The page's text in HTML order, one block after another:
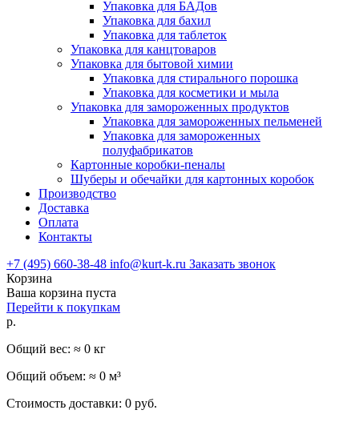
Упаковка для БАДов
Упаковка для бахил
Упаковка для таблеток
Упаковка для канцтоваров
Упаковка для бытовой химии
Упаковка для стирального порошка
Упаковка для косметики и мыла
Упаковка для замороженных продуктов
Упаковка для замороженных пельменей
Упаковка для замороженных
полуфабрикатов
Картонные коробки-пеналы
Шуберы и обечайки для картонных коробок
Производство
Доставка
Оплата
Контакты
+7 (495) 660-38-48 info@kurt-k.ru Заказать звонок
Корзина
Ваша корзина пуста
Перейти к покупкам
р.
Общий вес: ≈ 0 кг
Общий объем: ≈ 0 м³
Стоимость доставки: 0 руб.